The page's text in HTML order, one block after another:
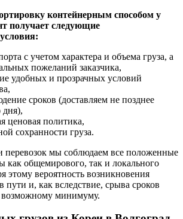
контейнерным способом у
получает следующие
с учетом характера и объема груза, а
пожеланий заказчика,
удобных и прозрачных условий
сроков (доставляем не позднее
дня),
ценовая политика,
сохранности груза.
перевозок мы соблюдаем все положенные
как общемирового, так и локального
этому вероятность возникновения
пути и, как вследствие, срыва сроков
возможному минимуму.